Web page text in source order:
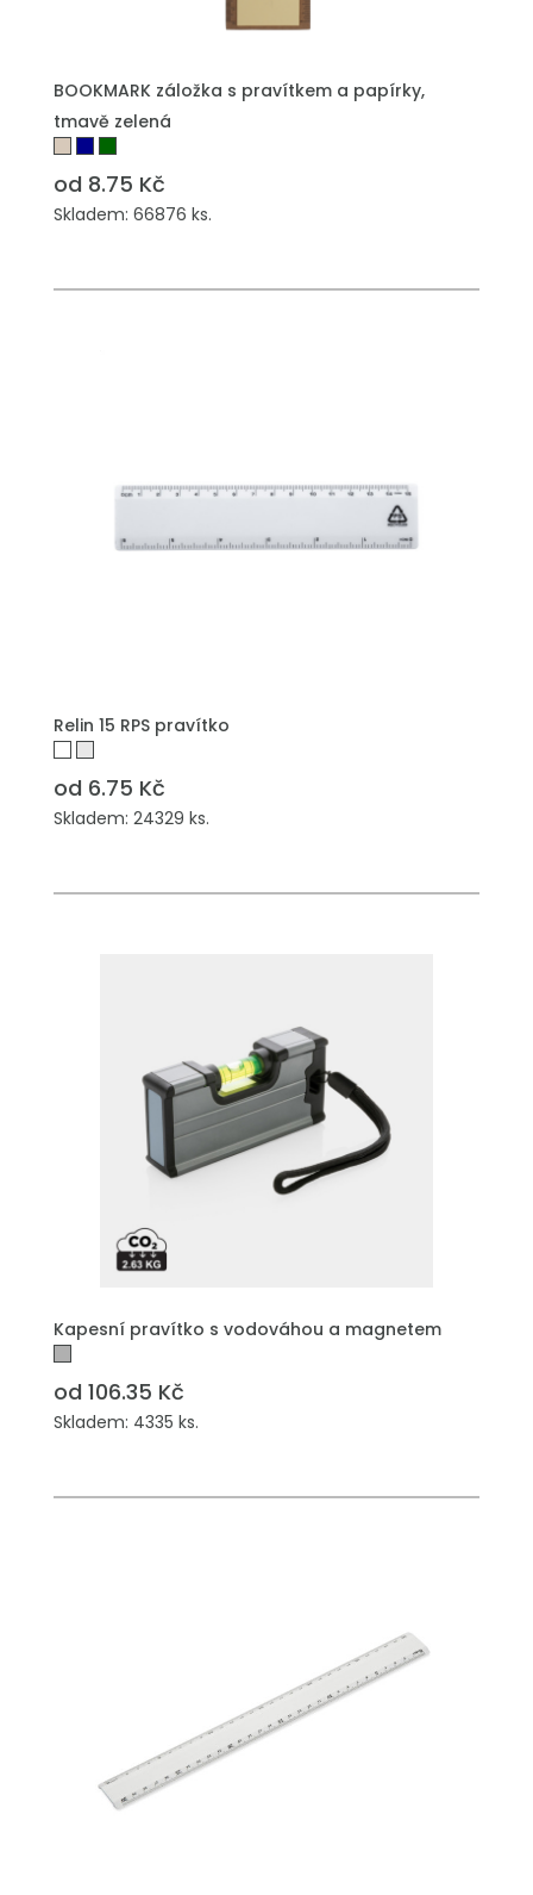
BOOKMARK záložka s pravítkem a papírky,
tmavě zelená
od 8.75 Kč
Skladem: 66876 ks.
Relin 15 RPS pravítko
od 6.75 Kč
Skladem: 24329 ks.
Kapesní pravítko s vodováhou a magnetem
od 106.35 Kč
Skladem: 4335 ks.